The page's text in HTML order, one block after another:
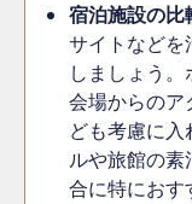
宿泊施設の比
サイトなどを
しましょう
会場からのア
ども考慮に
ルや旅館の
合に特におす